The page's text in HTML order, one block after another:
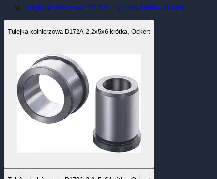
Tulejka kolnierzowa D172A 2,2x5x6 krótka, Ockert
Tulejka kolnierzowa D172A 2,2x5x6 krótka, Ockert